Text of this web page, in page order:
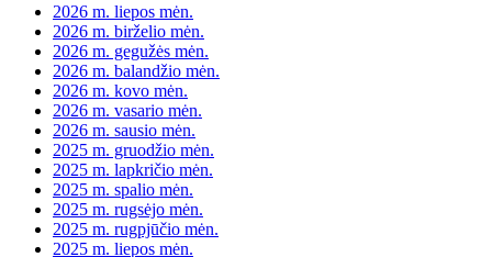
2026 m. liepos mėn.
2026 m. birželio mėn.
2026 m. gegužės mėn.
2026 m. balandžio mėn.
2026 m. kovo mėn.
2026 m. vasario mėn.
2026 m. sausio mėn.
2025 m. gruodžio mėn.
2025 m. lapkričio mėn.
2025 m. spalio mėn.
2025 m. rugsėjo mėn.
2025 m. rugpjūčio mėn.
2025 m. liepos mėn.